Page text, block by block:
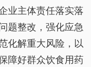
业主体责任落实落
题整改，强化应急
化解重大风险，以
障好群众饮食用药